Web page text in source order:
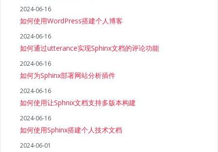
2024-06-16
如何使用WordPress搭建个人博客
2024-06-16
如何通过utterance实现Sphinx文档的评论功能
2024-06-16
如何为Sphinx部署网站分析插件
2024-06-16
如何使用让Sphnix文档支持多版本构建
2024-06-16
如何使用Sphinx搭建个人技术文档
2024-06-01